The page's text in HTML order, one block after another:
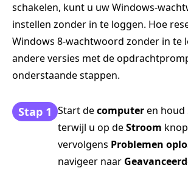
schakelen, kunt u uw Windows-
instellen zonder in te loggen. Hoe
Windows 8-wachtwoord zonder in te
andere versies met de
onderstaande stappen.
Stap 1 Start decomputeren
terwijl u op deStroom
vervolgens Problemen
navigeer naar